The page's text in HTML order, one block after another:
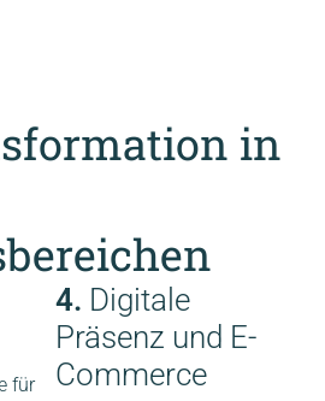
in
für
4. Digitale
Präsenz und E-
Commerce